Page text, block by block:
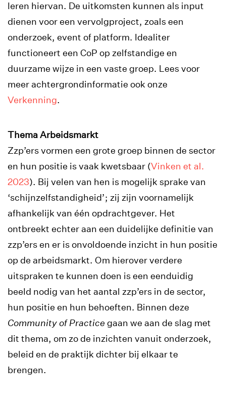
leren hiervan. De uitkomsten kunnen als input
dienen voor een vervolgproject, zoals een
onderzoek, event of platform. Idealiter
functioneert een CoP op zelfstandige en
duurzame wijze in een vaste groep. Lees voor
meer achtergrondinformatie ook onze
Verkenning.
Thema Arbeidsmarkt
Zzp’ers vormen een grote groep binnen de sector
en hun positie is vaak kwetsbaar (Vinken et al.
2023). Bij velen van hen is mogelijk sprake van
‘schijnzelfstandigheid’; zij zijn voornamelijk
afhankelijk van één opdrachtgever. Het
ontbreekt echter aan een duidelijke definitie van
zzp’ers en er is onvoldoende inzicht in hun positie
op de arbeidsmarkt. Om hierover verdere
uitspraken te kunnen doen is een eenduidig
beeld nodig van het aantal zzp’ers in de sector,
hun positie en hun behoeften. Binnen deze
Community of Practice gaan we aan de slag met
dit thema, om zo de inzichten vanuit onderzoek,
beleid en de praktijk dichter bij elkaar te
brengen.